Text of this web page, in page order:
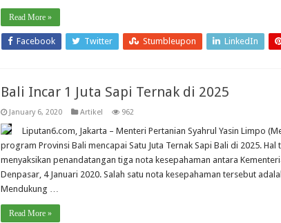
Read More »
Facebook Twitter Stumbleupon LinkedIn
Bali Incar 1 Juta Sapi Ternak di 2025
January 6, 2020 Artikel 962
Liputan6.com, Jakarta – Menteri Pertanian Syahrul Yasin Limpo
program Provinsi Bali mencapai Satu Juta Ternak Sapi Bali di 2025.
menyaksikan penandatangan tiga nota kesepahaman antara
Denpasar, 4 Januari 2020. Salah satu nota kesepahaman tersebut
Mendukung …
Read More »